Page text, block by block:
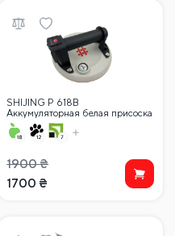
SHIJING P 618B
Аккумуляторная белая присоска
(140 кг) 200 мм
1900₴
1700 ₴